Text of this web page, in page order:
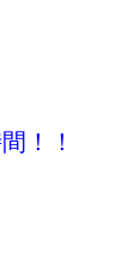
！！